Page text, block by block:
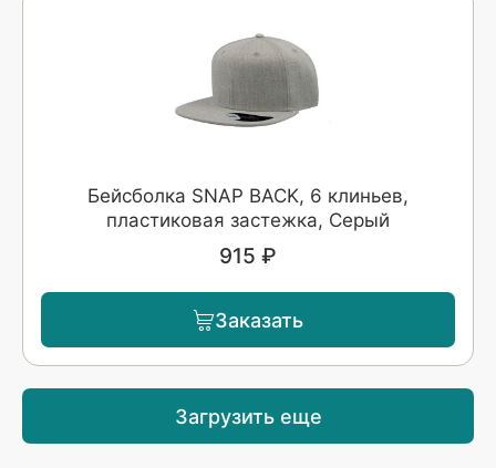
Бейсболка SNAP BACK, 6 клиньев,
пластиковая застежка, Серый
915 ₽
Заказать
Загрузить еще